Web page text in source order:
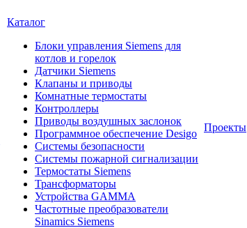
Каталог
Блоки управления Siemens для
котлов и горелок
Датчики Siemens
Клапаны и приводы
Комнатные термостаты
Контроллеры
Приводы воздушных заслонок
Программное обеспечение Desigo
Системы безопасности
Системы пожарной сигнализации
Термостаты Siemens
Трансформаторы
Устройства GAMMA
Частотные преобразователи
Sinamics Siemens
Проекты